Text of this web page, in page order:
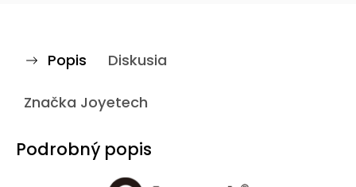
Popis Diskusia
Značka Joyetech
Podrobný popis